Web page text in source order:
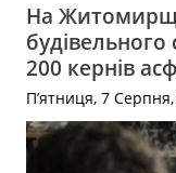
На
200 кернів
П’ятниця, 7